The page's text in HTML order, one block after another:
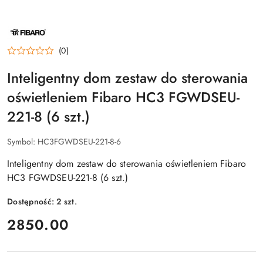
NAZWA
PRODUCENTA:
FIBARO
(0)
Inteligentny dom zestaw do sterowania
oświetleniem Fibaro HC3 FGWDSEU-
221-8 (6 szt.)
Symbol: HC3FGWDSEU-221-8-6
Inteligentny dom zestaw do sterowania oświetleniem Fibaro
HC3 FGWDSEU-221-8 (6 szt.)
Dostępność:2 szt.
cena:
2850.00